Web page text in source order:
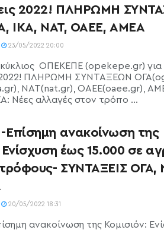
2022! ΠΛΗΡΩΜΗ
ΙΚΑ, ΝΑΤ, ΟΑΕΕ, ΑΜΕΑ
23/05/2022 20:00
ΟΠΕΚΕΠΕ (opekepe.gr) για
2022! ΠΛΗΡΩΜΗ ΣΥΝΤΑΞΕΩΝ
ΝΑΤ(nat.gr), ΟΑΕΕ(oaee.gr),
Νέες αλλαγές στον τρόπο ...
ανακοίνωση της
Ενίσχυση έως 15.000 σε
ΣΥΝΤΑΞΕΙΣ ΟΓΑ,
20/05/2022 18:31
ανακοίνωση της Κομισιόν: